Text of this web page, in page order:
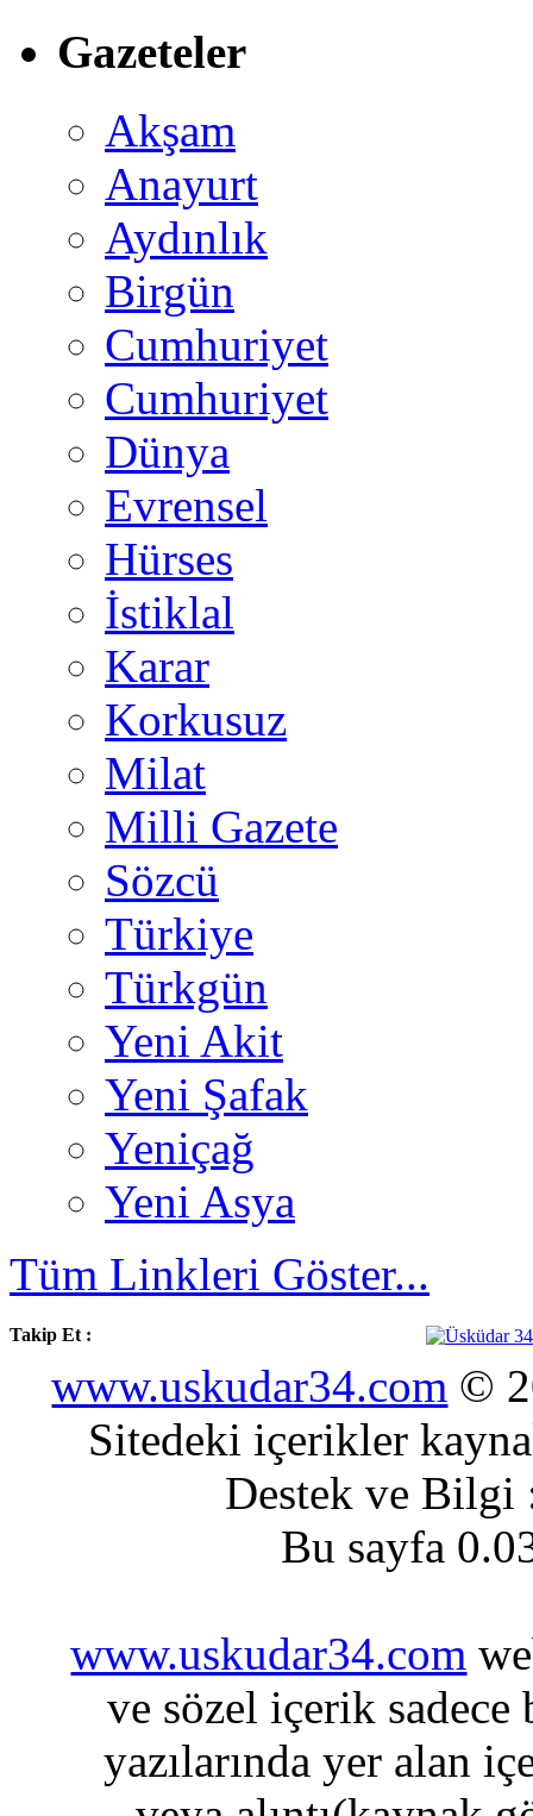
Gazeteler
Akşam
Anayurt
Aydınlık
Birgün
Cumhuriyet
Cumhuriyet
Dünya
Evrensel
Hürses
İstiklal
Karar
Korkusuz
Milat
Milli Gazete
Sözcü
Türkiye
Türkgün
Yeni Akit
Yeni Şafak
Yeniçağ
Yeni Asya
Tüm Linkleri Göster...
Takip Et :
www.uskudar34.com ©
Sitedeki içerikler
Destek ve
Bu sayfa
www.uskudar34.com
ve sözel içerik sadece
yazılarında yer alan